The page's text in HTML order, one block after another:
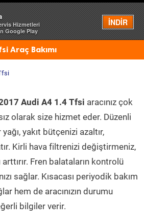
Hizmetleri
Google Play
İNDİR
Menü
Araç Bakımı
Audi A4 1.4 Tfsi aracınız çok
olarak size hizmet eder. Düzenli
yakıt bütçenizi azaltır,
Kirli hava filtrenizi değiştirmeniz,
Fren balataların kontrolü
sağlar. Kısacası periyodik bakım
hem de aracınızın durumu
bilgiler verir.